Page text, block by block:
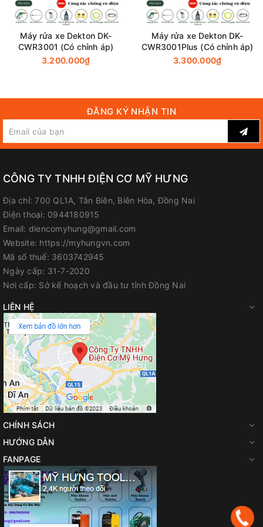
pin sạc tại đây:DHW080PT2
Đại Lý Phân Phối Makita, Bosch Chính Hãng Tại Biên Hòa -
Địa chỉ: 700 Quốc lộ 1A, Tân Biên, Biên Hòa, Đồng Nai
Hotline / Zalo: 0944 180 915
FanPage:Facebook.com/diencomyhung
Website myhungvn.com
Máy rửa xe Dekton DK-
CWR3001 (Có chỉnh áp)
3.200.000₫
Máy rửa xe Dekton DK-
CWR3001Plus (Có chỉnh áp)
3.300.000₫
ĐĂNG KÝ NHẬN TIN
CÔNG TY TNHH ĐIỆN CƠ MỸ HƯNG
Địa chỉ: 700 QL1A, Tân Biên, Biên Hòa, Đồng Nai
Điện thoại: 0944180915
Email: diencomyhung@gmail.com
Website: https://myhungvn.com
Mã số thuế: 3603742945
Ngày cấp: 31-7-2020
Nơi cấp: Sở kế hoạch và đầu tư tỉnh Đồng Nai
LIÊN HỆ
CHÍNH SÁCH
HƯỚNG DẪN
FANPAGE